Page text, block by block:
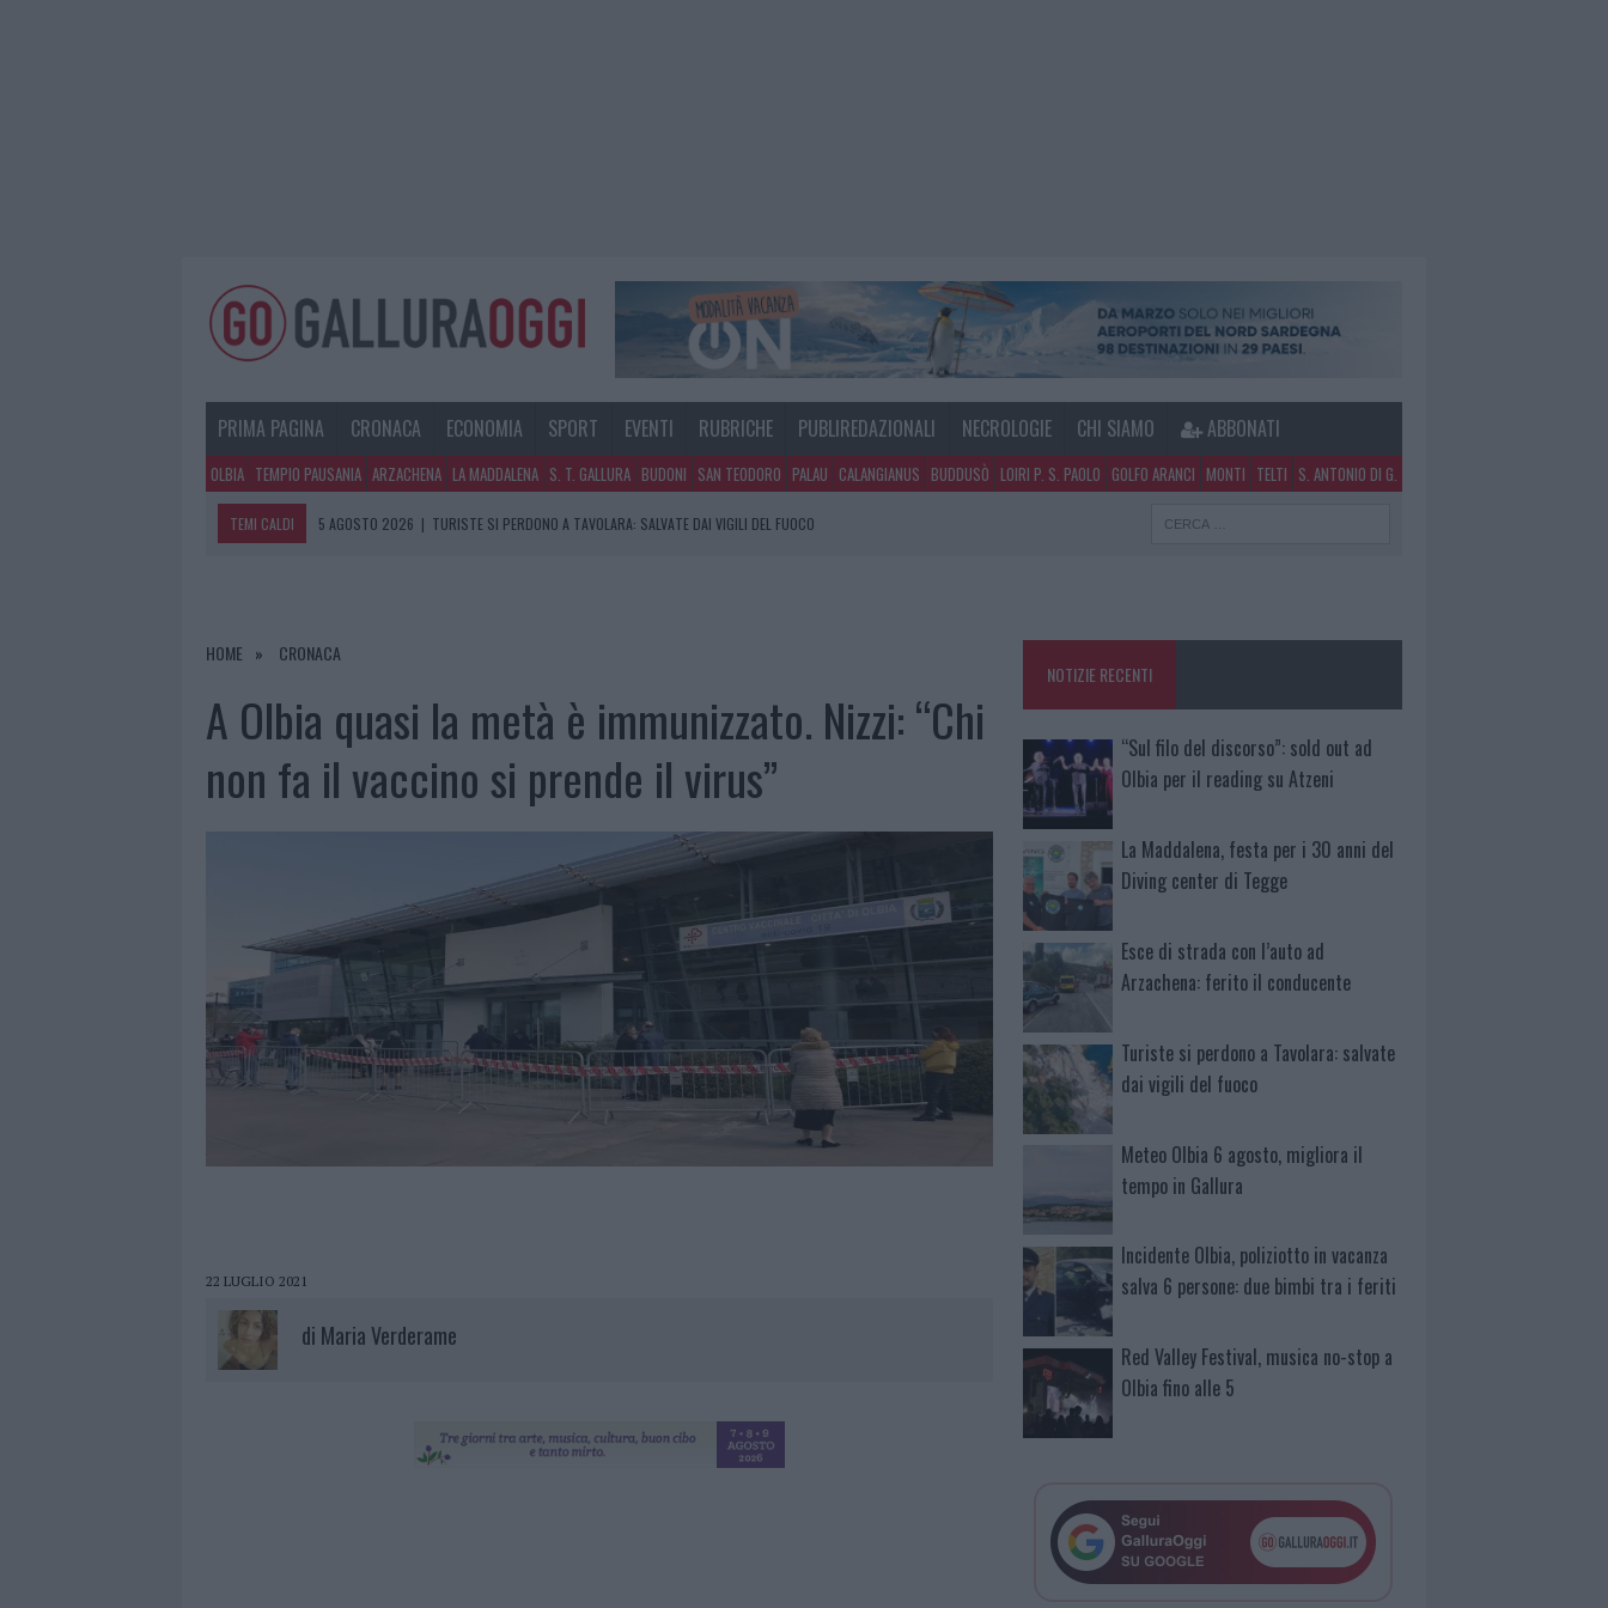
PRIMA PAGINA CRONACA ECONOMIA SPORT EVENTI RUBRICHE PUBLIREDAZIONALI NECROLOGIE CHI SIAMO ABBONATI
OLBIA TEMPIO PAUSANIA ARZACHENA LA MADDALENA S. T. GALLURA BUDONI SAN TEODORO PALAU CALANGIANUS BUDDUSÒ LOIRI P. S. PAOLO GOLFO ARANCI MONTI TELTI S. ANTONIO DI G.
TEMI CALDI 5 AGOSTO 2026 | METEO OLBIA 6 AGOSTO, MIGLIORA IL TEMPO IN GALLURA
5 AGOSTO 2026
|
HOME CRONACA
A Olbia quasi la metà è immunizzato. Nizzi: “Chi
non fa il vaccino si prende il virus”
22 LUGLIO 2021
di Maria Verderame
NOTIZIE RECENTI
“Sul filo del discorso”: sold out ad
Olbia per il reading su Atzeni
La Maddalena, festa per i 30 anni del
Diving center di Tegge
Esce di strada con l’auto ad
Arzachena: ferito il conducente
Turiste si perdono a Tavolara: salvate
dai vigili del fuoco
Meteo Olbia 6 agosto, migliora il
tempo in Gallura
Incidente Olbia, poliziotto in vacanza
salva 6 persone: due bimbi tra i feriti
Red Valley Festival, musica no-stop a
Olbia fino alle 5